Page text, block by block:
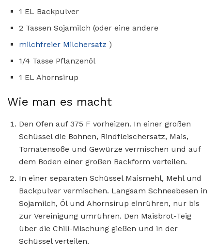
1 EL Backpulver
2 Tassen Sojamilch (oder eine andere
milchfreier Milchersatz )
1/4 Tasse Pflanzenöl
1 EL Ahornsirup
Wie man es macht
Den Ofen auf 375 F vorheizen. In einer großen
Schüssel die Bohnen, Rindfleischersatz, Mais,
Tomatensoße und Gewürze vermischen und auf
dem Boden einer großen Backform verteilen.
In einer separaten Schüssel Maismehl, Mehl und
Backpulver vermischen. Langsam Schneebesen in
Sojamilch, Öl und Ahornsirup einrühren, nur bis
zur Vereinigung umrühren. Den Maisbrot-Teig
über die Chili-Mischung gießen und in der
Schüssel verteilen.